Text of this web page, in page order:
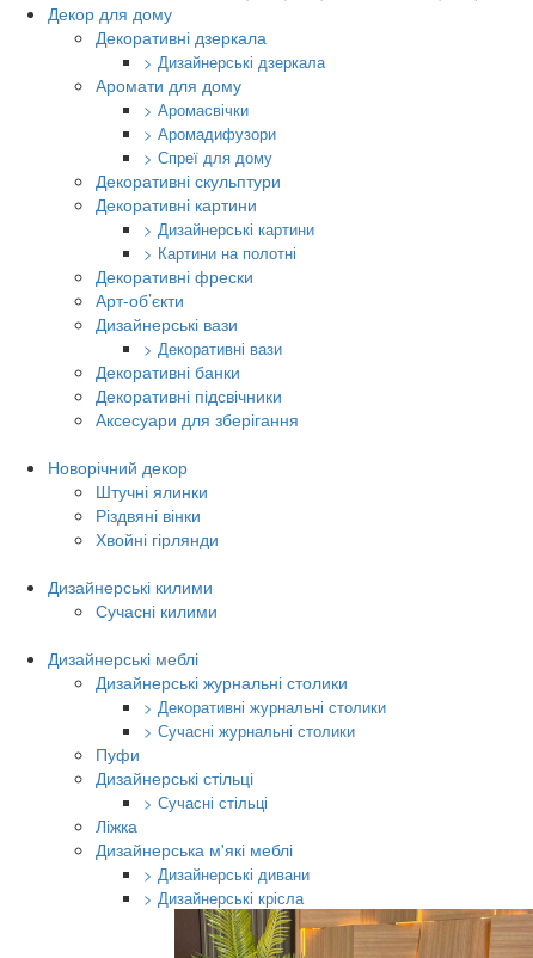
Декор для дому
Декоративні дзеркала
> Дизайнерські дзеркала
Аромати для дому
> Аромасвічки
> Аромадифузори
> Спреї для дому
Декоративні скульптури
Декоративні картини
> Дизайнерські картини
> Картини на полотні
Декоративні фрески
Арт-об’єкти
Дизайнерські вази
> Декоративні вази
Декоративні банки
Декоративні підсвічники
Аксесуари для зберігання
Новорічний декор
Штучні ялинки
Різдвяні вінки
Хвойні гірлянди
Дизайнерські килими
Сучасні килими
Дизайнерські меблі
Дизайнерські журнальні столики
> Декоративні журнальні столики
> Сучасні журнальні столики
Пуфи
Дизайнерські стільці
> Сучасні стільці
Ліжка
Дизайнерська м'які меблі
> Дизайнерські дивани
> Дизайнерські крісла